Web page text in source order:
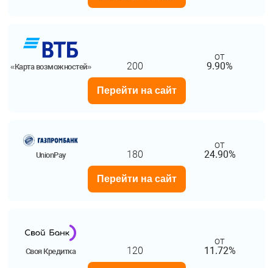
«Карта возможностей» 200
от
9.90%
Перейти на сайт
UnionPay 180
от
24.90%
Перейти на сайт
Своя Кредитка 120
от
11.72%